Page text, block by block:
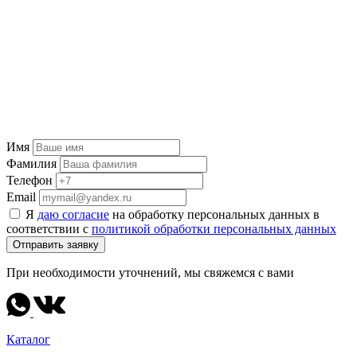
Имя
Фамилия
Телефон
Email
Я даю согласие на обработку персональных данных в
соответствии с политикой обработки персональных данных
Отправить заявку
При необходимости уточнений, мы свяжемся с вами
Каталог